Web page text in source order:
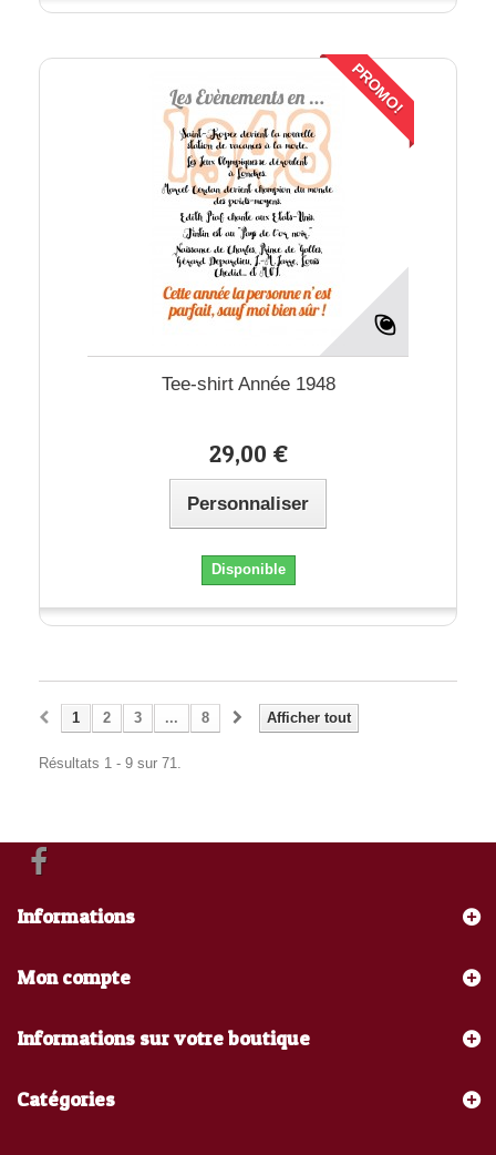
PROMO!
Tee-shirt Année 1948
29,00 €
Personnaliser
Disponible
Afficher tout
1 2 3 ... 8
Résultats 1 - 9 sur 71.
Informations
Mon compte
Informations sur votre boutique
Catégories